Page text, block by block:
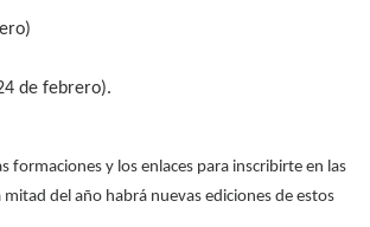
de febrero).
formaciones y los enlaces para inscribirte en las
del año habrá nuevas ediciones de estos